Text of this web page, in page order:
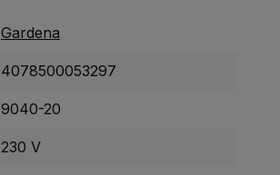
Gardena
4078500053297
9040-20
230 V